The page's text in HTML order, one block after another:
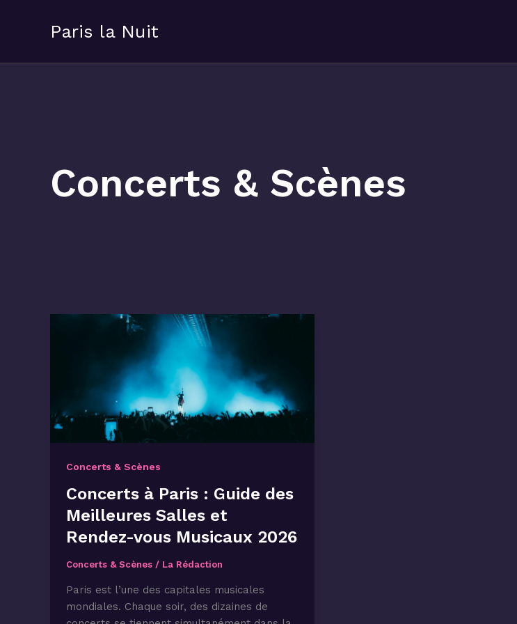
Paris la Nuit
Concerts & Scènes
Concerts & Scènes
Concerts à Paris : Guide des
Meilleures Salles et
Rendez-vous Musicaux 2026
Concerts & Scènes/ La Rédaction
Paris est l’une des capitales musicales
mondiales. Chaque soir, des dizaines de